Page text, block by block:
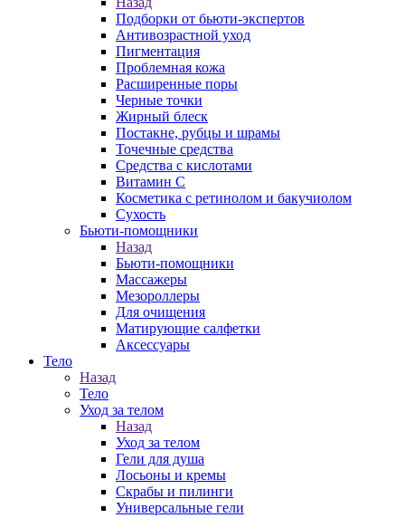
Подборки от бьюти-экспертов
Антивозрастной уход
Пигментация
Проблемная кожа
Расширенные поры
Черные точки
Жирный блеск
Постакне, рубцы и шрамы
Точечные средства
Средства с кислотами
Витамин С
Косметика с ретинолом и бакучиолом
Сухость
Бьюти-помощники
Назад
Бьюти-помощники
Массажеры
Мезороллеры
Для очищения
Матирующие салфетки
Аксессуары
Тело
Назад
Тело
Уход за телом
Назад
Уход за телом
Гели для душа
Лосьоны и кремы
Скрабы и пилинги
Универсальные гели